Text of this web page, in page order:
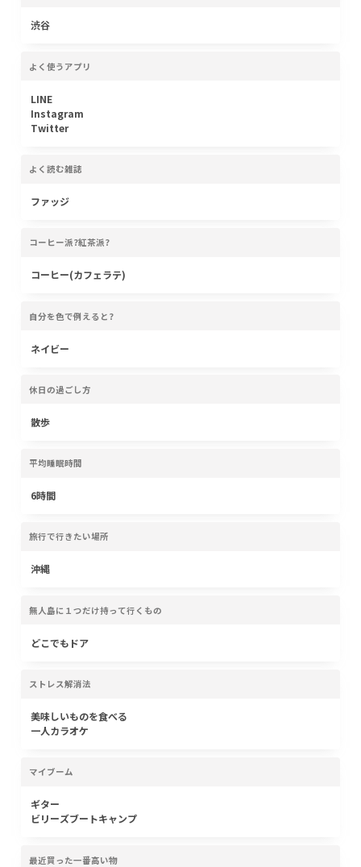
渋谷
よく使うアプリ
LINE
Instagram
Twitter
よく読む雑誌
ファッジ
コーヒー派?紅茶派?
コーヒー(カフェラテ)
自分を色で例えると?
ネイビー
休日の過ごし方
散歩
平均睡眠時間
6時間
旅行で行きたい場所
沖縄
無人島に１つだけ持って行くもの
どこでもドア
ストレス解消法
美味しいものを食べる
一人カラオケ
マイブーム
ギター
ビリーズブートキャンプ
最近買った一番高い物